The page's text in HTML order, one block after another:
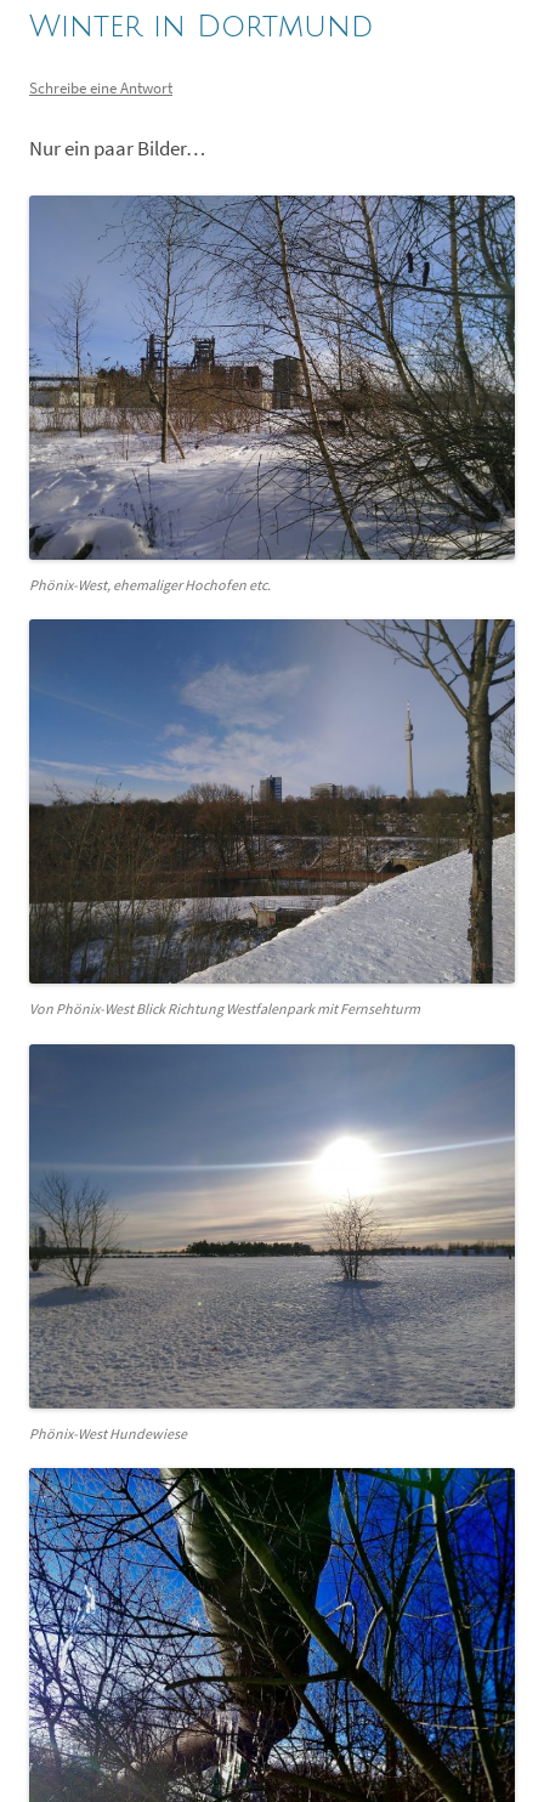
Winter in Dortmund
Schreibe eine Antwort
Nur ein paar Bilder…
Phönix-West, ehemaliger Hochofen etc.
Von Phönix-West Blick Richtung Westfalenpark mit Fernsehturm
Phönix-West Hundewiese